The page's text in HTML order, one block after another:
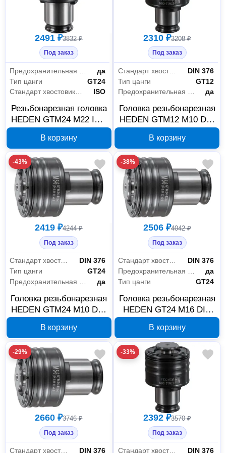
2491 ₽3832 ₽
Под заказ
да
Тип цанги
GT24
Стандарт хвостовика метчика
ISO
Резьбонарезная головка
HEDEN GTM24 M22 ISO
В корзину
2310 ₽3208 ₽
Под заказ
Стандарт хвостовика метчика
DIN 376
Тип цанги
GT12
Предохранительная муфта
да
Головка резьбонарезная
HEDEN GTM12 M10 DIN
В корзину
-43%
2419 ₽4244 ₽
Под заказ
Стандарт хвостовика метчика
DIN 376
Тип цанги
GT24
да
Головка резьбонарезная
HEDEN GTM24 M10 DIN
В корзину
-38%
2506 ₽4042 ₽
Под заказ
Стандарт хвостовика метчика
DIN 376
Предохранительная муфта
да
Тип цанги
GT24
Головка резьбонарезная
HEDEN GT24 М16 DIN
В корзину
-29%
2660 ₽3746 ₽
Под заказ
Стандарт хвостовика метчика DIN 376
-33%
2392 ₽3570 ₽
Под заказ
Стандарт хвостовика метчика DIN 376